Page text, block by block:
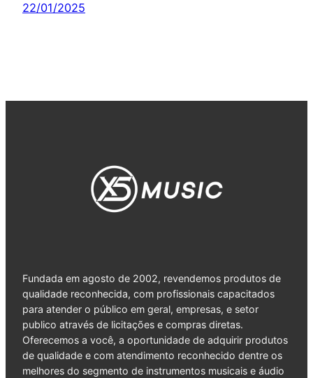
22/01/2025
Fundada em agosto de 2002, revendemos produtos de
qualidade reconhecida, com profissionais capacitados
para atender o público em geral, empresas, e setor
publico através de licitações e compras diretas.
Oferecemos a você, a oportunidade de adquirir produtos
de qualidade e com atendimento reconhecido dentre os
melhores do segmento de instrumentos musicais e áudio